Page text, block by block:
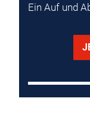
Ein Auf und